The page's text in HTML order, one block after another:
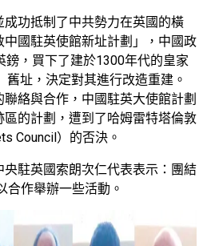
功抵制了中共勢力在英國的橫
國駐英使館新址計劃」，中國政
鎊，買下了建於1300年代的皇家
舊址，決定對其進行改造重建。
絡與合作，中國駐英大使館計劃
的計劃，遭到了哈姆雷特塔倫敦
Council）的否決。
駐英國索朗次仁代表表示：團結
合作舉辦一些活動。